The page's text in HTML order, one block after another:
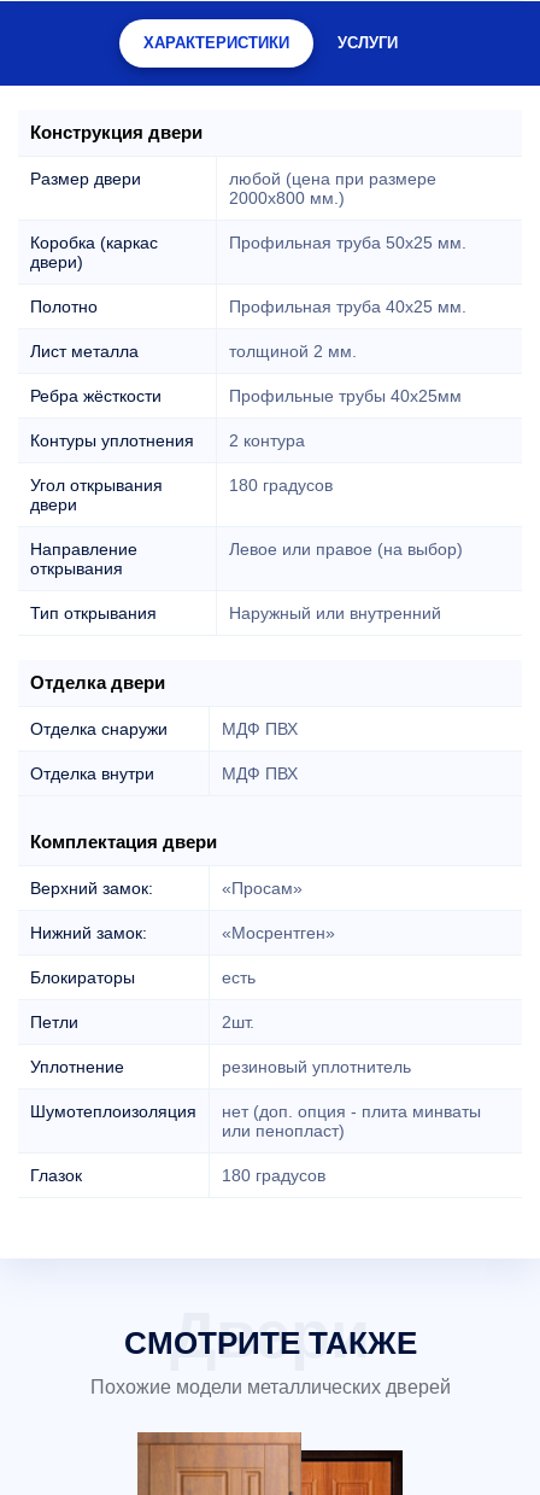
ХАРАКТЕРИСТИКИ УСЛУГИ
Конструкция двери
Размер двери
любой (цена при размере
2000x800 мм.)
Коробка (каркас
двери)
Профильная труба 50х25 мм.
Полотно Профильная труба 40х25 мм.
Лист металла толщиной 2 мм.
Ребра жёсткости Профильные трубы 40х25мм
Контуры уплотнения 2 контура
Угол открывания
двери
180 градусов
Направление
открывания
Левое или правое (на выбор)
Тип открывания Наружный или внутренний
Отделка двери
Отделка снаружи МДФ ПВХ
Отделка внутри МДФ ПВХ
Комплектация двери
Верхний замок: «Просам»
Нижний замок: «Мосрентген»
Блокираторы есть
Петли 2шт.
Уплотнение резиновый уплотнитель
Шумотеплоизоляция
нет (доп. опция - плита минваты
или пенопласт)
Глазок 180 градусов
СМОТРИТЕ ТАКЖЕ
Похожие модели металлических дверей